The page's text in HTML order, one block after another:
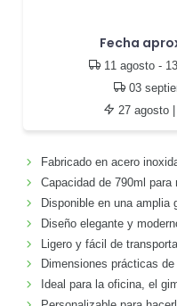
Fecha
11 agosto -
03
27 agosto
Fabricado en acero
Capacidad de 790ml para
Disponible en una amplia
Diseño elegante y
Ligero y fácil de
Dimensiones prácticas
Ideal para la oficina, el